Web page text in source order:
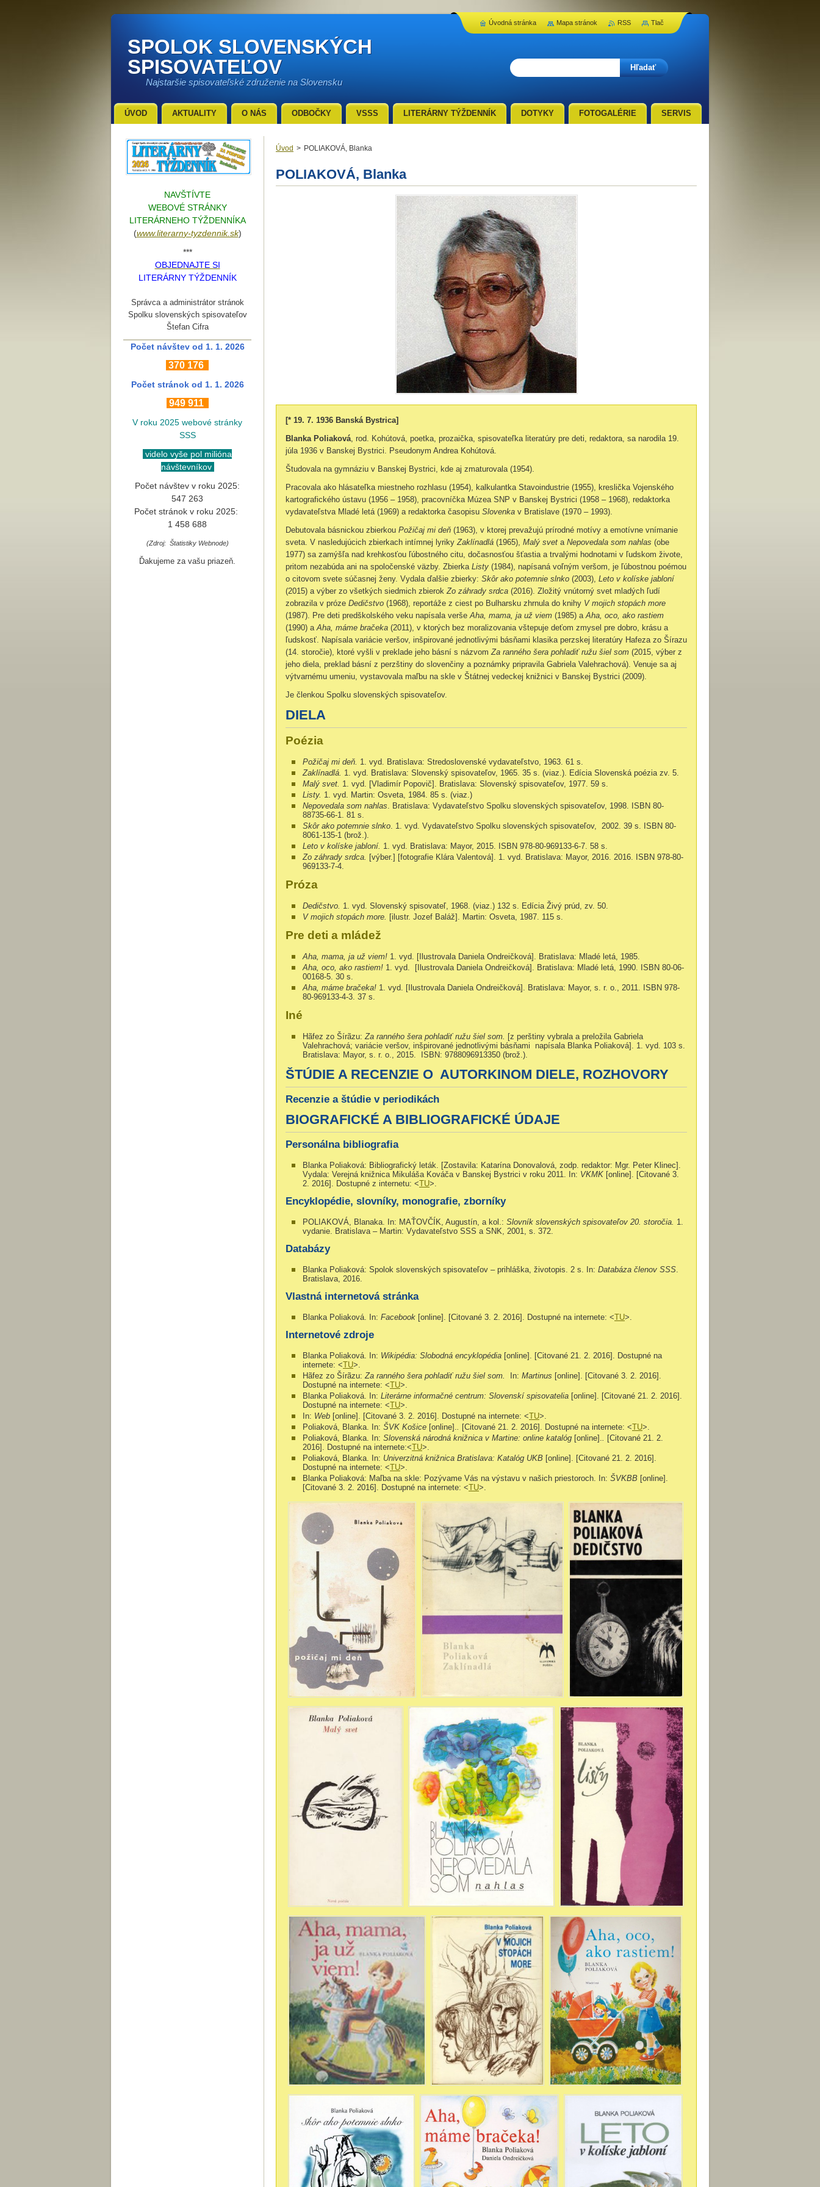
SPOLOK SLOVENSKÝCH
SPISOVATEĽOV
Najstaršie spisovateľské združenie na Slovensku
Úvod > POLIAKOVÁ, Blanka
POLIAKOVÁ, Blanka
[* 19. 7. 1936 Banská Bystrica]
Blanka Poliaková, rod. Kohútová, poetka, prozaička, spisovateľka literatúry pre deti, redaktora, sa narodila 19.
júla 1936 v Banskej Bystrici. Pseudonym Andrea Kohútová.
Študovala na gymnáziu v Banskej Bystrici, kde aj zmaturovala (1954).
Pracovala ako hlásateľka miestneho rozhlasu (1954), kalkulantka Stavoindustrie (1955), kreslička Vojenského
kartografického ústavu (1956 – 1958), pracovníčka Múzea SNP v Banskej Bystrici (1958 – 1968), redaktorka
vydavateľstva Mladé letá (1969) a redaktorka časopisu Slovenka v Bratislave (1970 – 1993).
Debutovala básnickou zbierkou Požičaj mi deň (1963), v ktorej prevažujú prírodné motívy a emotívne vnímanie
sveta. V nasledujúcich zbierkach intímnej lyrikyZaklínadlá (1965), Malý svet a Nepovedala som nahlas (obe
1977) sa zamýšľa nad krehkosťou ľúbostného citu, dočasnosťou šťastia a trvalými hodnotami v ľudskom živote,
pritom nezabúda ani na spoločenské väzby. Zbierka Listy (1984), napísaná voľným veršom, je ľúbostnou poémou
o citovom svete súčasnej ženy. Vydala ďalšie zbierky: Skôr ako potemnie slnko (2003), Leto v kolíske jabloní
(2015) a výber zo všetkých siedmich zbierokZo záhrady srdca (2016). Zložitý vnútorný svet mladých ľudí
zobrazila v próze Dedičstvo (1968), reportáže z ciest po Bulharsku zhrnula do knihy V mojich stopách more
(1987). Pre deti predškolského veku napísala veršeAha, mama, ja už viem (1985) aAha, oco, ako rastiem
(1990) aAha, máme bračeka (2011), v ktorých bez moralizovania vštepuje deťom zmysel pre dobro, krásu a
ľudskosť. Napísala variácie veršov, inšpirované jednotlivými básňami klasika perzskej literatúry Hafeza zo Šírazu
(14. storočie), ktoré vyšli v preklade jeho básní s názvomZa ranného šera pohladiť ružu šiel som (2015, výber z
jeho diela, preklad básní z perzštiny do slovenčiny a poznámky pripravila Gabriela Valehrachová). Venuje sa aj
výtvarnému umeniu, vystavovala maľbu na skle v Štátnej vedeckej knižnici v Banskej Bystrici (2009).
Je členkou Spolku slovenských spisovateľov.
DIELA
Poézia
Požičaj mi deň. 1. vyd. Bratislava: Stredoslovenské vydavateľstvo, 1963. 61 s.
Zaklínadlá. 1. vyd. Bratislava: Slovenský spisovateľov, 1965. 35 s. (viaz.). Edícia Slovenská poézia zv. 5.
Malý svet. 1. vyd. [Vladimír Popovič]. Bratislava: Slovenský spisovateľov, 1977. 59 s.
Listy. 1. vyd. Martin: Osveta, 1984. 85 s. (viaz.)
Nepovedala som nahlas. Bratislava: Vydavateľstvo Spolku slovenských spisovateľov, 1998. ISBN 80-
88735-66-1. 81 s.
Skôr ako potemnie slnko. 1. vyd. Vydavateľstvo Spolku slovenských spisovateľov, 2002. 39 s. ISBN 80-
8061-135-1 (brož.).
Leto v kolíske jabloní. 1. vyd. Bratislava: Mayor, 2015. ISBN 978-80-969133-6-7. 58 s.
Zo záhrady srdca. [výber.] [fotografie Klára Valentová]. 1. vyd. Bratislava: Mayor, 2016. 2016. ISBN 978-80-
969133-7-4.
Próza
Dedičstvo. 1. vyd. Slovenský spisovateľ, 1968. (viaz.) 132 s. Edícia Živý prúd, zv. 50.
V mojich stopách more. [ilustr. Jozef Baláž]. Martin: Osveta, 1987. 115 s.
Pre deti a mládež
Aha, mama, ja už viem! 1. vyd. [Ilustrovala Daniela Ondreičková]. Bratislava: Mladé letá, 1985.
Aha, oco, ako rastiem! 1. vyd. [Ilustrovala Daniela Ondreičková]. Bratislava: Mladé letá, 1990. ISBN 80-06-
00168-5. 30 s.
Aha, máme bračeka! 1. vyd. [Ilustrovala Daniela Ondreičková]. Bratislava: Mayor, s. r. o., 2011. ISBN 978-
80-969133-4-3. 37 s.
Iné
Hãfez zo Šírãzu:Za ranného šera pohladiť ružu šiel som. [z perštiny vybrala a preložila Gabriela
Valehrachová; variácie veršov, inšpirované jednotlivými básňami napísala Blanka Poliaková]. 1. vyd. 103 s.
Bratislava: Mayor, s. r. o., 2015. ISBN: 9788096913350 (brož.).
ŠTÚDIE A RECENZIE O AUTORKINOM DIELE, ROZHOVORY
Recenzie a štúdie v periodikách
BIOGRAFICKÉ A BIBLIOGRAFICKÉ ÚDAJE
Personálna bibliografia
Blanka Poliaková: Bibliografický leták. [Zostavila: Katarína Donovalová, zodp. redaktor: Mgr. Peter Klinec].
Vydala: Verejná knižnica Mikuláša Kováča v Banskej Bystrici v roku 2011. In: VKMK [online]. [Citované 3.
2. 2016]. Dostupné z internetu: <TU>.
Encyklopédie, slovníky, monografie, zborníky
POLIAKOVÁ, Blanaka. In: MAŤOVČÍK, Augustín, a kol.: Slovník slovenských spisovateľov 20. storočia. 1.
vydanie. Bratislava – Martin: Vydavateľstvo SSS a SNK, 2001, s. 372.
Databázy
Blanka Poliaková: Spolok slovenských spisovateľov – prihláška, životopis. 2 s. In: Databáza členov SSS.
Bratislava, 2016.
Vlastná internetová stránka
Blanka Poliaková. In: Facebook [online]. [Citované 3. 2. 2016]. Dostupné na internete: <TU>.
Internetové zdroje
Blanka Poliaková. In: Wikipédia: Slobodná encyklopédia [online]. [Citované 21. 2. 2016]. Dostupné na
internete: <TU>.
Hãfez zo Šírãzu:Za ranného šera pohladiť ružu šiel som. In: Martinus [online]. [Citované 3. 2. 2016].
Dostupné na internete: <TU>.
Blanka Poliaková. In: Literárne informačné centrum: Slovenskí spisovatelia [online]. [Citované 21. 2. 2016].
Dostupné na internete: <TU>.
In: Web [online]. [Citované 3. 2. 2016]. Dostupné na internete: <TU>.
Poliaková, Blanka. In: ŠVK Košice [online].. [Citované 21. 2. 2016]. Dostupné na internete: <TU>.
Poliaková, Blanka. In: Slovenská národná knižnica v Martine: online katalóg [online].. [Citované 21. 2.
2016]. Dostupné na internete:<TU>.
Poliaková, Blanka. In: Univerzitná knižnica Bratislava: Katalóg UKB [online]. [Citované 21. 2. 2016].
Dostupné na internete: <TU>.
Blanka Poliaková: Maľba na skle: Pozývame Vás na výstavu v našich priestoroch. In: ŠVKBB [online].
[Citované 3. 2. 2016]. Dostupné na internete: <TU>.
NAVŠTÍVTE
WEBOVÉ STRÁNKY
LITERÁRNEHO TÝŽDENNÍKA
(www.literarny-tyzdennik.sk)
***
OBJEDNAJTE SI
LITERÁRNY TÝŽDENNÍK
Správca a administrátor stránok
Spolku slovenských spisovateľov
Štefan Cifra
Počet návštev od 1. 1. 2026
370 176
Počet stránok od 1. 1. 2026
949 911
V roku 2025 webové stránky
SSS
videlo vyše pol milióna
návštevníkov
Počet návštev v roku 2025:
547 263
Počet stránok v roku 2025:
1 458 688
(Zdroj: Štatistiky Webnode)
Ďakujeme za vašu priazeň.
ÚVOD AKTUALITY O NÁS ODBOČKY VSSS LITERÁRNY TÝŽDENNÍK DOTYKY FOTOGALÉRIE SERVIS
Úvodná stránka Mapa stránok RSS Tlač